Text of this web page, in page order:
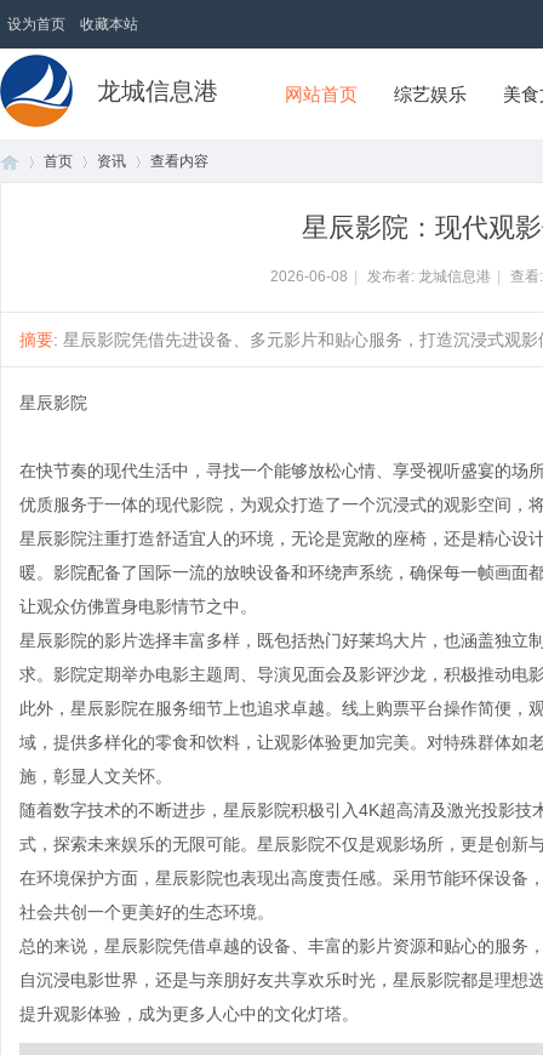
设为首页 收藏本站
龙城信息港 网站首页 综艺娱乐 美
首页 资讯 查看内容
星辰影院：现代观
2026-06-08 发布者: 龙城信息港 查
摘要: 星辰影院凭借先进设备、多元影片和贴心服务，打造沉浸式观
星辰影院
在快节奏的现代生活中，寻找一个能够放松心情、享受视听盛宴的场
优质服务于一体的现代影院，为观众打造了一个沉浸式的观影空间，
星辰影院注重打造舒适宜人的环境，无论是宽敞的座椅，还是精心设
暖。影院配备了国际一流的放映设备和环绕声系统，确保每一帧画面
让观众仿佛置身电影情节之中。
星辰影院的影片选择丰富多样，既包括热门好莱坞大片，也涵盖独立
求。影院定期举办电影主题周、导演见面会及影评沙龙，积极推动电
此外，星辰影院在服务细节上也追求卓越。线上购票平台操作简便
域，提供多样化的零食和饮料，让观影体验更加完美。对特殊群体如
施，彰显人文关怀。
随着数字技术的不断进步，星辰影院积极引入4K超高清及激光投影
式，探索未来娱乐的无限可能。星辰影院不仅是观影场所，更是创新
在环境保护方面，星辰影院也表现出高度责任感。采用节能环保设备
社会共创一个更美好的生态环境。
总的来说，星辰影院凭借卓越的设备、丰富的影片资源和贴心的服
自沉浸电影世界，还是与亲朋好友共享欢乐时光，星辰影院都是理
提升观影体验，成为更多人心中的文化灯塔。